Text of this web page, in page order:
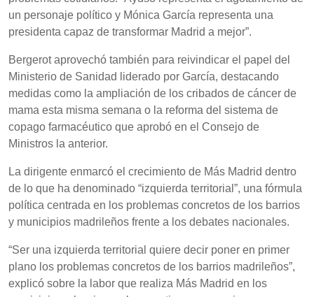
un personaje político y Mónica García representa una
presidenta capaz de transformar Madrid a mejor”.
Bergerot aprovechó también para reivindicar el papel del
Ministerio de Sanidad liderado por García, destacando
medidas como la ampliación de los cribados de cáncer de
mama esta misma semana o la reforma del sistema de
copago farmacéutico que aprobó en el Consejo de
Ministros la anterior.
La dirigente enmarcó el crecimiento de Más Madrid dentro
de lo que ha denominado “izquierda territorial”, una fórmula
política centrada en los problemas concretos de los barrios
y municipios madrileños frente a los debates nacionales.
“Ser una izquierda territorial quiere decir poner en primer
plano los problemas concretos de los barrios madrileños”,
explicó sobre la labor que realiza Más Madrid en los